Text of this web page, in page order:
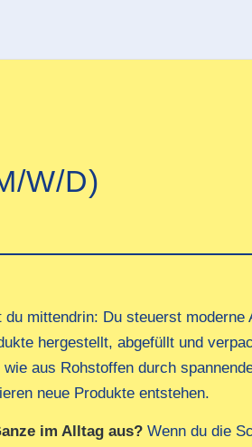
W/D)
mittendrin: Du steuerst moderne
hergestellt, abgefüllt und
aus Rohstoffen durch
neue Produkte entstehen.
im Alltag aus? Wenn du die